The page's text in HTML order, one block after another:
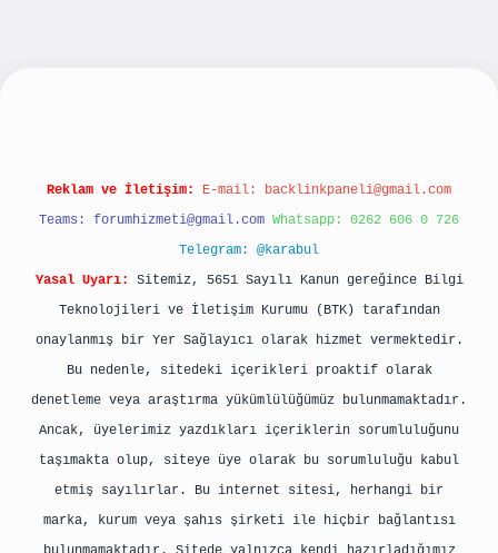
Reklam ve İletişim: E-mail: backlinkpaneli@gmail.com
Teams: forumhizmeti@gmail.com Whatsapp: 0262 606 0 726
Telegram: @karabul
Yasal Uyarı:
Sitemiz, 5651 Sayılı Kanun gereğince Bilgi
Teknolojileri ve İletişim Kurumu (BTK) tarafından
onaylanmış bir Yer Sağlayıcı olarak hizmet vermektedir.
Bu nedenle, sitedeki içerikleri proaktif olarak
denetleme veya araştırma yükümlülüğümüz bulunmamaktadır.
Ancak, üyelerimiz yazdıkları içeriklerin sorumluluğunu
taşımakta olup, siteye üye olarak bu sorumluluğu kabul
etmiş sayılırlar. Bu internet sitesi, herhangi bir
marka, kurum veya şahıs şirketi ile hiçbir bağlantısı